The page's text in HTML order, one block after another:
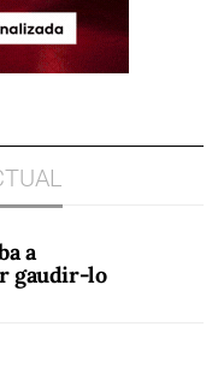
a
gaudir-lo